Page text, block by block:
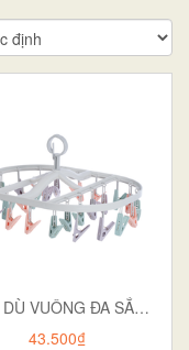
MẮC DÙ VUÔNG ĐA SẮC 24 KẸP 2799
43.500₫